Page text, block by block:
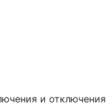
и отключения